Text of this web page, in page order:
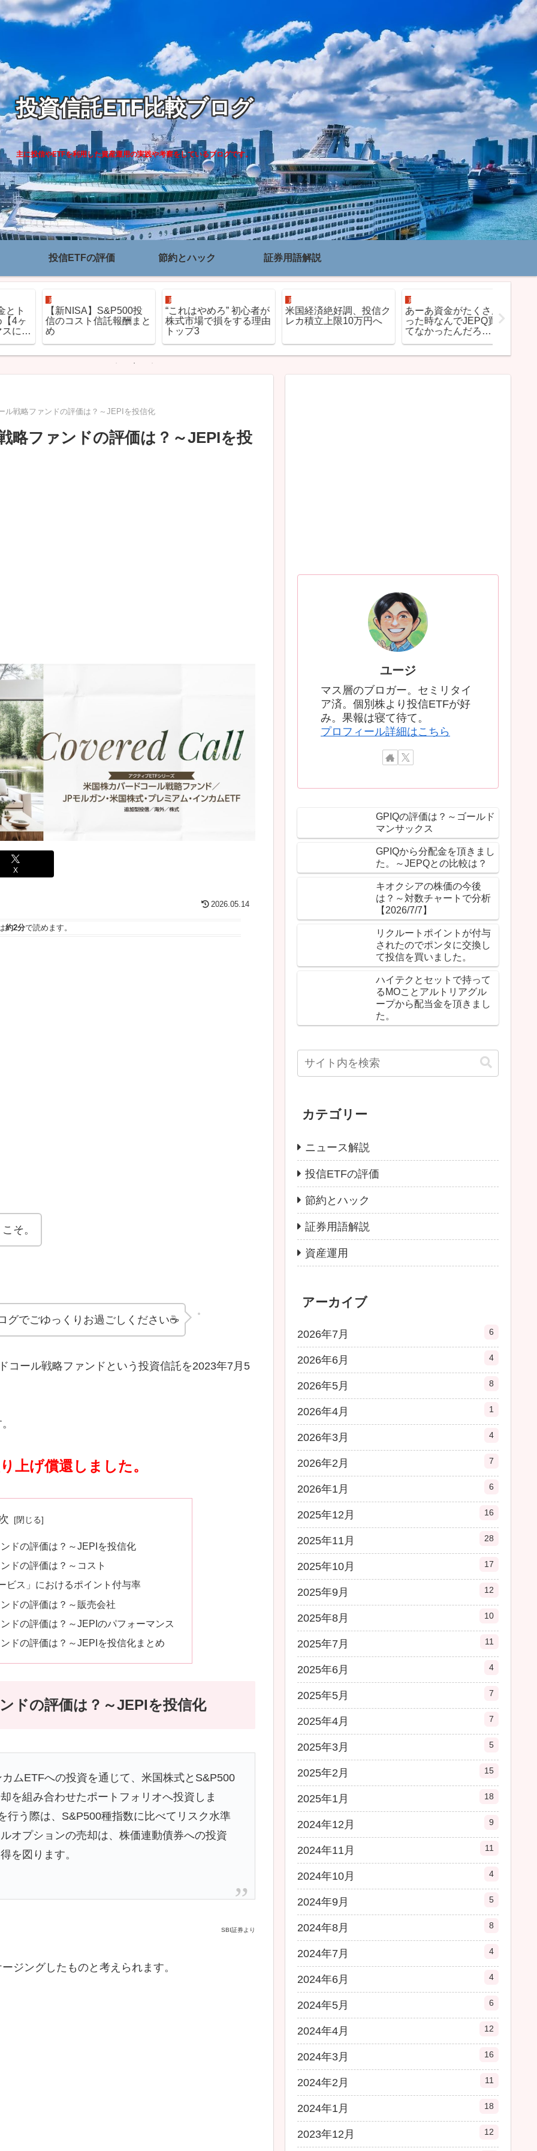
投資信託ETF比較ブログ
主に投信やETFを利用した資産運用の実践や考察をしているブログです。
投信ETFの評価 節約とハック 証券用語解説
【新NISA】S&P500投
信のコスト信託報酬まと
め
“これはやめろ” 初心者が
株式市場で損をする理由
トップ3
米国経済絶好調、投信ク
レカ積立上限10万円へ
あーあ資金がたくさんあ
った時なんでJEPQ買っ
てなかったんだろ…
QYLD
ル戦略ファンドの評価は？～JEPIを投信化
略ファンドの評価は？～JEPIを投
X
2026.05.14
約2分で読めます。
そ。
グでごゆっくりお過ごしください☕
コール戦略ファンドという投資信託を2023年7月5
上げ償還しました。
ドの評価は？～JEPIを投信化
ドの評価は？～コスト
ビス」におけるポイント付与率
ドの評価は？～販売会社
ドの評価は？～JEPIのパフォーマンス
ドの評価は？～JEPIを投信化まとめ
ドの評価は？～JEPIを投信化
ムETFへの投資を通じて、米国株式とS&P500
を組み合わせたポートフォリオへ投資しま
行う際は、S&P500種指数に比べてリスク水準
オプションの売却は、株価連動債券への投資
を図ります。
SBI証券より
ジングしたものと考えられます。
ユージ
マス層のブロガー。セミリタイ
ア済。個別株より投信ETFが好
み。果報は寝て待て。
プロフィール詳細はこちら
GPIQの評価は？～ゴールド
マンサックス
GPIQから分配金を頂きまし
た。～JEPQとの比較は？
キオクシアの株価の今後
は？～対数チャートで分析
【2026/7/7】
リクルートポイントが付与
されたのでポンタに交換し
て投信を買いました。
ハイテクとセットで持って
るMOことアルトリアグル
ープから配当金を頂きまし
た。
カテゴリー
ニュース解説
投信ETFの評価
節約とハック
証券用語解説
資産運用
アーカイブ
2026年7月 6
2026年6月 4
2026年5月 8
2026年4月 1
2026年3月 4
2026年2月 7
2026年1月 6
2025年12月 16
2025年11月 28
2025年10月 17
2025年9月 12
2025年8月 10
2025年7月 11
2025年6月 4
2025年5月 7
2025年4月 7
2025年3月 5
2025年2月 15
2025年1月 18
2024年12月 9
2024年11月 11
2024年10月 4
2024年9月 5
2024年8月 8
2024年7月 4
2024年6月 4
2024年5月 6
2024年4月 12
2024年3月 16
2024年2月 11
2024年1月 18
2023年12月 12